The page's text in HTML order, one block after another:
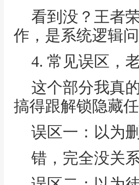
看到没？王者
作，是系统逻辑问
4. 常见误区，
这个部分我真
搞得跟解锁隐藏任
误区一：以为
错，完全没关